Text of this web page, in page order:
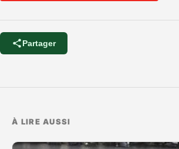
Partager
À LIRE AUSSI